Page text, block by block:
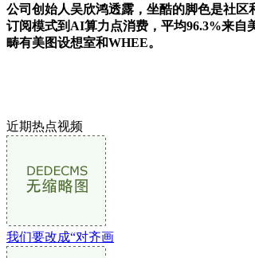
公司创始人吴欣鸿透露，坐酷的脚色是社
订阅模式到AI算力点消费，平均96.3%来自
畴有美图设想室和WHEE。
近期热点视频
我们要改成“对齐画